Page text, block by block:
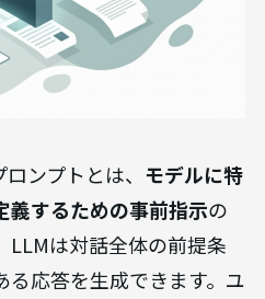
ンプトとは、 モデルに特
義するための事前指示の
LLMは対話全体の前提条
応答を生成できます。ユ